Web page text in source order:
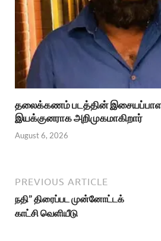
தலைக்கணம் படத்தின்
இயக்குனராக அறிமுகமாகிறார்
August 6, 2026
PREVIOUS ARTICLE
நதி” திரைப்பட முன்னோட்டக்
காட்சி வெளியீடு